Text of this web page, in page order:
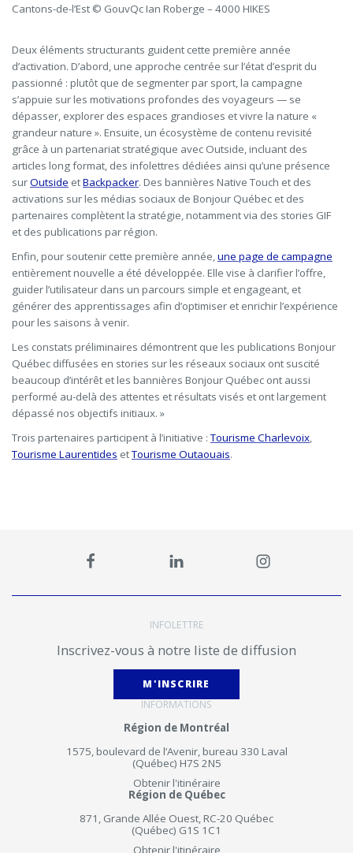
Cantons-de-l’Est © GouvQc Ian Roberge – 4000 HIKES
Deux éléments structurants guident cette première année
d’activation. D’abord, une approche centrée sur l’état d’esprit du
passionné : plutôt que de segmenter par sport, la campagne
s’appuie sur les motivations profondes des voyageurs — se
dépasser, explorer des espaces grandioses et vivre la nature «
grandeur nature ». Ensuite, un écosystème de contenu revisité
grâce à un partenariat stratégique avec Outside, incluant des
articles long format, des infolettres dédiées ainsi qu’une présence
surOutside etBackpacker. Des bannières Native Touch et des
activations sur les médias sociaux de Bonjour Québec et des
partenaires complètent la stratégie, notamment via des stories GIF
et des publications par région.
Enfin, pour soutenir cette première année,une page de campagne
entièrement nouvelle a été développée. Elle vise à clarifier l’offre,
guider l’utilisateur dans un parcours simple et engageant, et
générer des apprentissages afin d’optimiser et enrichir l’expérience
pour les saisons à venir.
Les constats préliminaires démontrent que les publications Bonjour
Québec diffusées en stories sur les réseaux sociaux ont suscité
beaucoup d’intérêt et les bannières Bonjour Québec ont aussi
performé au-delà des attentes et résultats visés et ont largement
dépassé nos objectifs initiaux. »
Trois partenaires participent à l’initiative :Tourisme Charlevoix,
Tourisme Laurentides etTourisme Outaouais.
INFOLETTRE
Inscrivez-vous à notre liste de diffusion
M'INSCRIRE
INFORMATIONS
Région de Montréal
1575, boulevard de l’Avenir, bureau 330 Laval
(Québec) H7S 2N5
Obtenir l'itinéraire
Région de Québec
871, Grande Allée Ouest, RC-20 Québec
(Québec) G1S 1C1
Obtenir l'itinéraire